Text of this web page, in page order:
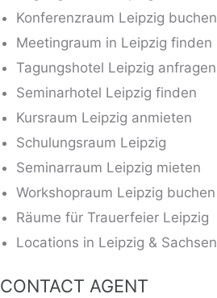
Konferenzraum Leipzig buchen
Meetingraum in Leipzig finden
Tagungshotel Leipzig anfragen
Seminarhotel Leipzig finden
Kursraum Leipzig anmieten
Schulungsraum Leipzig
Seminarraum Leipzig mieten
Workshopraum Leipzig buchen
Räume für Trauerfeier Leipzig
Locations in Leipzig & Sachsen
CONTACT AGENT